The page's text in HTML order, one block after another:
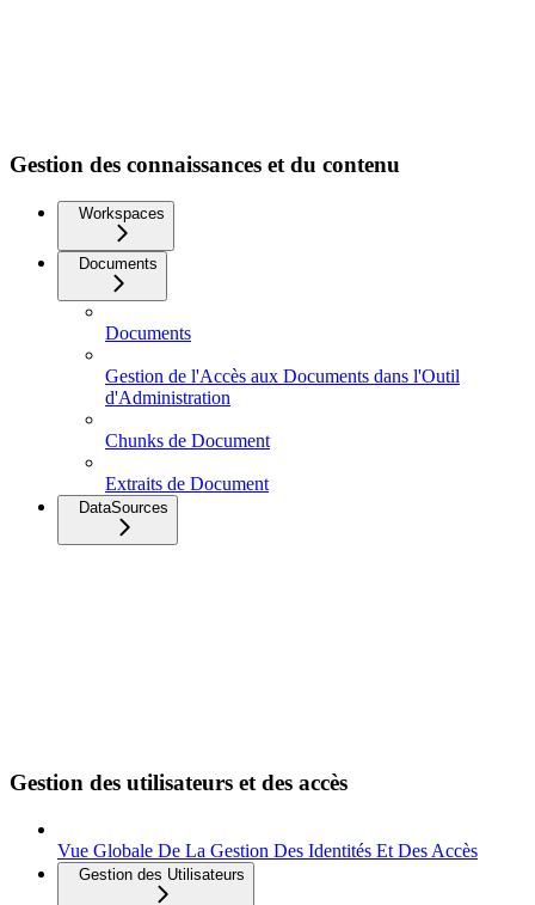
Gestion des connaissances et du contenu
Workspaces
Documents
Documents
Gestion de l'Accès aux Documents dans l'Outil
d'Administration
Chunks de Document
Extraits de Document
DataSources
Gestion des utilisateurs et des accès
Vue Globale De La Gestion Des Identités Et Des Accès
Gestion des Utilisateurs